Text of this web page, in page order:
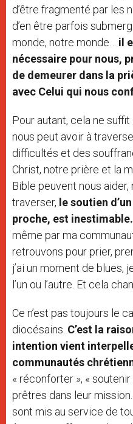
d’être fragmenté par les
d’en être parfois
monde, notre monde…
il
nécessaire pour nous,
de demeurer dans la
avec Celui qui nous
Pour autant, cela ne
nous peut avoir à
difficultés et des
Christ, notre prière et la
Bible peuvent nous
traverser, le soutien
proche, est inestimable.
même par ma
retrouvons pour prier,
j’ai un moment de blues,
l’un ou l’autre. Et cela
Ce n’est pas toujours le
diocésains. C’est la
intention vient
communautés
« réconforter », «
prêtres dans leur
sont mis au service de